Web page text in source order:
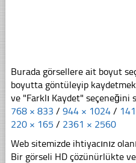
Burada görsellere ait boyut
boyutta göntüleyip kaydetmek
ve "Farklı Kaydet" seçeneğini
768 × 833 / 944 × 1024 /
220 × 165 / 2361 × 2560
Web sitemizde ihtiyacınız
Bir görseli HD çözünürlükte